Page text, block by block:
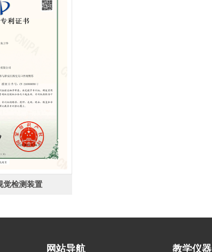
觉检测装置
网站导航 教学仪器